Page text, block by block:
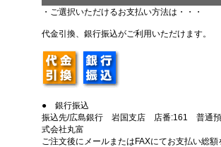
・ご選択いただけるお支払い方法は・・・
代金引換、銀行振込がご利用いただけます。
● 銀行振込
振込先/広島銀行 岩国支店 店番:161 普通
式会社丸富
ご注文後にメールまたはFAXにてお支払い総